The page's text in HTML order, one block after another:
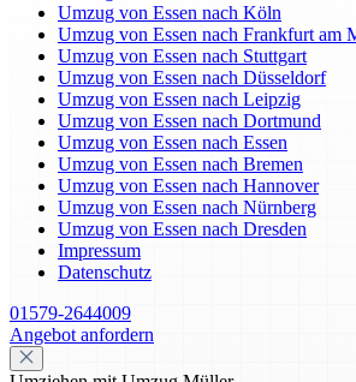
Umzug von Essen nach Köln
Umzug von Essen nach Frankfurt am
Umzug von Essen nach Stuttgart
Umzug von Essen nach Düsseldorf
Umzug von Essen nach Leipzig
Umzug von Essen nach Dortmund
Umzug von Essen nach Essen
Umzug von Essen nach Bremen
Umzug von Essen nach Hannover
Umzug von Essen nach Nürnberg
Umzug von Essen nach Dresden
Impressum
Datenschutz
01579-2644009
Angebot anfordern